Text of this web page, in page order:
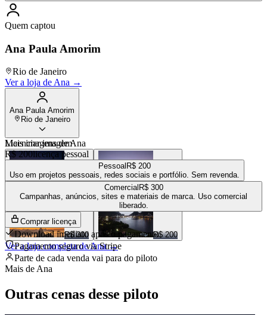
Quem captou
Ana Paula Amorim
Rio de Janeiro
Ver a loja de Ana →
Ana Paula Amorim
Rio de Janeiro
Mais imagens deAna
R$ 300
R$ 300 R$ 200
Ver a loja completa deAna→
Licenciar imagem
R$ 200licença pessoal
Pessoal R$ 200
Uso em projetos pessoais, redes sociais e portfólio. Sem revenda.
Comercial R$ 300
Campanhas, anúncios, sites e materiais de marca. Uso comercial
liberado.
Comprar licença
Download imediato após o pagamento
Pagamento seguro via Stripe
Parte de cada venda vai para do piloto
Mais de Ana
Outras cenas desse piloto